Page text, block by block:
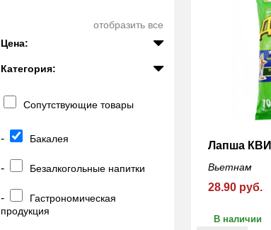
отобразить все
Цена:
Категория:
Сопутствующие товары
- Бакалея
- Безалкогольные напитки
-
Гастрономическая
продукция
Лапша
Вьетнам
28.90 руб.
В наличии